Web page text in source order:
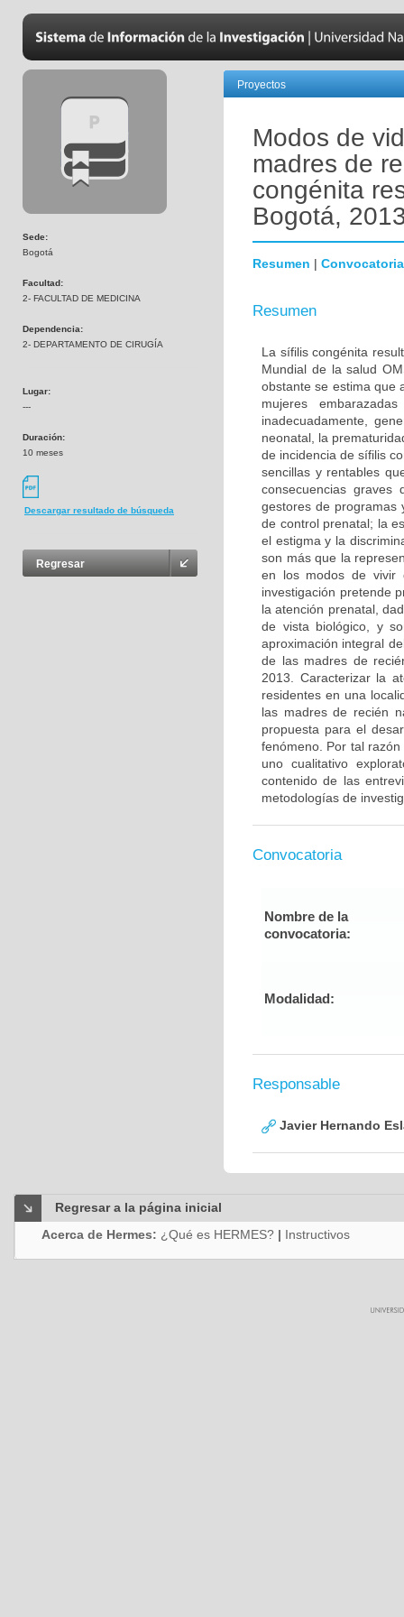
Sede:
Bogotá
Facultad:
2- FACULTAD DE MEDICINA
Dependencia:
2- DEPARTAMENTO DE CIRUGÍA
Lugar:
---
Duración:
10 meses
Descargar resultado de búsqueda
Regresar
Proyectos
Modos de
madres de
congénita
Bogotá,
Resumen | Convocatoria
Resumen
La sífilis congénita
Mundial de la salud
obstante se estima que
mujeres
inadecuadamente,
neonatal, la
de incidencia de sífilis
sencillas y rentables
consecuencias
gestores de programas
de control prenatal; la
el estigma y la
son más que la
en los modos de vivir
investigación pretende
la atención prenatal,
de vista biológico, y
aproximación integral
de las madres de
2013. Caracterizar la
residentes en una
las madres de recién
propuesta para el
fenómeno. Por tal
uno cualitativo
contenido de las
metodologías de
Convocatoria
Nombre de la
convocatoria:
Modalidad:
Responsable
Javier Hernando
Regresar a la página inicial
Acerca de Hermes: ¿Qué es HERMES? | Instructivos